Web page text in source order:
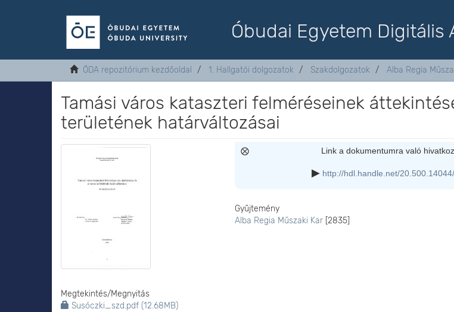
Óbudai Egyetem Digitális
ÓDA repozitórium kezdőoldal 1. Hallgatói dolgozatok Szakdolgozatok Alba Regia
Tamási város kataszteri felméréseinek
területének határváltozásai
Megtekintés/Megnyitás
Susóczki_szd.pdf (12.68MB)
Link a dokumentumra való
http://hdl.handle.net/
Gyűjtemény
Alba Regia Műszaki Kar [2835]